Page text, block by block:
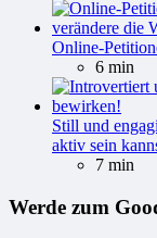
Online-
6 min
Still und
aktiv sein
7 min
Werde zum